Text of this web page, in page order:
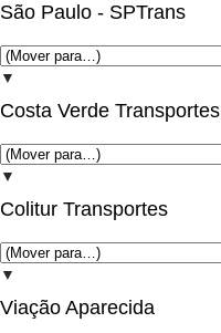
São Paulo - SPTrans
▼
Costa Verde Transportes
▼
Colitur Transportes
▼
Viação Aparecida